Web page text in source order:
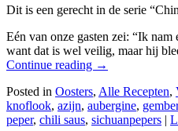
Dit is een gerecht in de serie
Eén van onze gasten zei: “Ik
want dat is wel veilig, maar hij
Continue reading →
Posted in Oosters, Alle Recepten,
knoflook, azijn, aubergine, gember
peper, chili saus, sichuanpepers |